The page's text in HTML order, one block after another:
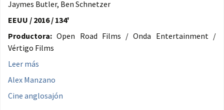
Jaymes Butler, Ben Schnetzer
EEUU / 2016 / 134'
Productora: Open Road Films / Onda Entertainment /
Vértigo Films
Leer más
Alex Manzano
Cine anglosajón